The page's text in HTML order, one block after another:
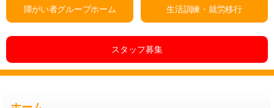
障がい者グループホーム 生活訓練・就労移行
スタッフ募集